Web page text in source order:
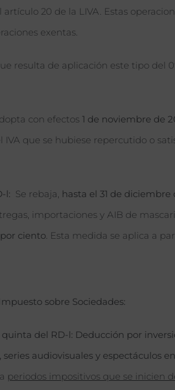
artículo 20 de la LIVA. Estas
exentas.
resulta de aplicación este tipo del
con efectos 1 de noviembre de
IVA que se hubiese repercutido o
l: Se rebaja, hasta el 31 de diciembre
importaciones y AIB de
por ciento . Esta medida se aplica a
sobre Sociedades:
del RD-l: Deducción por
audiovisuales y espectáculos
periodos impositivos que se inicien